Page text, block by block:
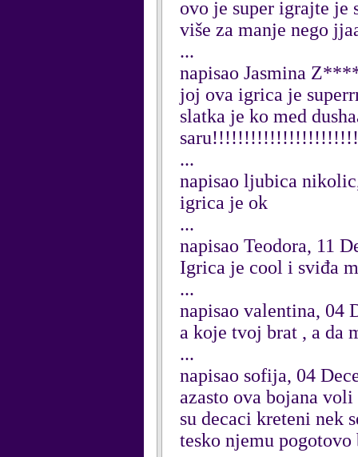
ovo je super igrajte je
više za manje nego
...
napisao Jasmina
joj ova igrica je
slatka je ko med
...
napisao ljubica
igrica je ok
...
napisao Teodora, 11
Igrica je cool i sviđa
...
napisao valentina, 04
a koje tvoj brat , a da
...
napisao sofija, 04
azasto ova bojana
su decaci kreteni nek
tesko njemu